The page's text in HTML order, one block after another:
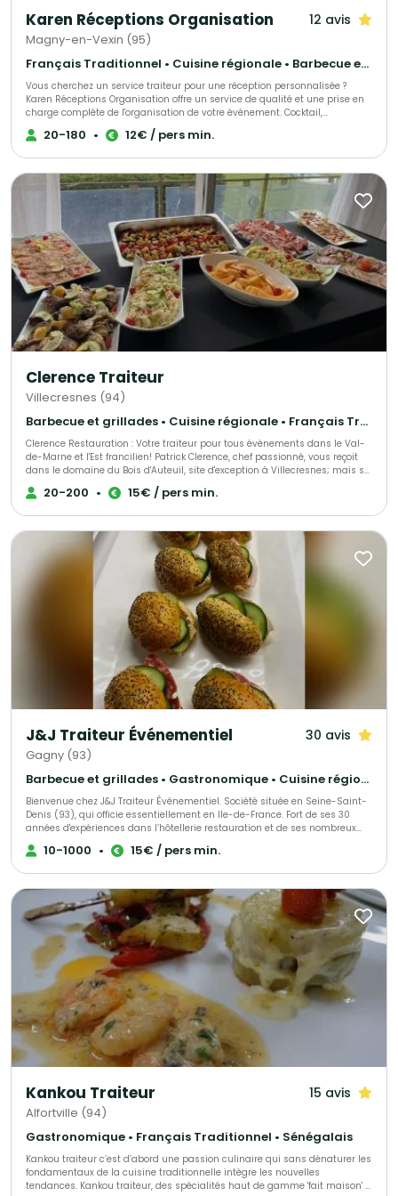
ou chauds - Cocktails dînatoires assise ou debout - Plateaux-repas pour
entreprises - Planches et pièces à partager - Repas de groupe Nos offres
s’adaptent au nombre de convives, au lieu, aux horaires et aux besoins de
votre réception : livraison, installation, service ou options
complémentaires selon le projet.
Karen Réceptions Organisation 12 avis
Magny-en-Vexin (95)
Français Traditionnel • Cuisine régionale • Barbecue et grillades
Vous cherchez un service traiteur pour une réception personnalisée ?
Karen Réceptions Organisation offre un service de qualité et une prise en
charge complète de l'organisation de votre événement. Cocktail,
déjeunatoire ou dînatoire ! Animation terroir, buffet rustique, bio, moyen-
âge, rôtisserie, barbecue et méchoui, cuisine du monde, chef à domicile,
20-180 • 12€ / pers min.
Clerence Traiteur
Villecresnes (94)
Barbecue et grillades • Cuisine régionale • Français Traditionnel
Clerence Restauration : Votre traiteur pour tous évènements dans le Val-
de-Marne et l'Est francilien! Patrick Clerence, chef passionné, vous reçoit
dans le domaine du Bois d'Auteuil, site d'exception à Villecresnes; mais se
déplace aussi sur le lieu de votre choix. Le Bois d'Auteuil est repris en main
par Clerence Restauration depuis Juillet 2007.
20-200 • 15€ / pers min.
J&J Traiteur Événementiel 30 avis
Gagny (93)
Barbecue et grillades • Gastronomique • Cuisine régionale
Bienvenue chez J&J Traiteur Événementiel. Société située en Seine-Saint-
Denis (93), qui officie essentiellement en Ile-de-France. Fort de ses 30
années d'expériences dans l’hôtellerie restauration et de ses nombreux
voyages, son chef vous propose une cuisine gastronomique traditionnelle,
mais aussi créole ou caraïbéenne, ou encore une fusion entre ces
réception. Afin d'allier qualité et efficacité nous pouvons vous proposer des
solutions “clés en main” à la hauteur de vos besoins et exigences.
Création sur mesure de votre menu, produits frais, et fabrication
artisanale, sont autant de garanties de réussite de votre événement.
10-1000 • 15€ / pers min.
Kankou Traiteur 15 avis
Alfortville (94)
Gastronomique • Français Traditionnel • Sénégalais
Kankou traiteur c’est d’abord une passion culinaire qui sans dénaturer les
fondamentaux de la cuisine traditionnelle intègre les nouvelles
tendances. Kankou traiteur, des spécialités haut de gamme 'fait maison' à